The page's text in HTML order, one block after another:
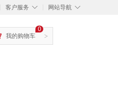
◇
客户服务 ◇
网站导航
>
0
我的购物车